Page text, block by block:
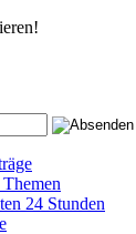
24 Stunden